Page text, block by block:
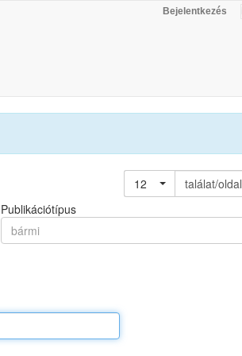
Bejelentkezés
12
találat/oldal
Publikációtípus
bármi